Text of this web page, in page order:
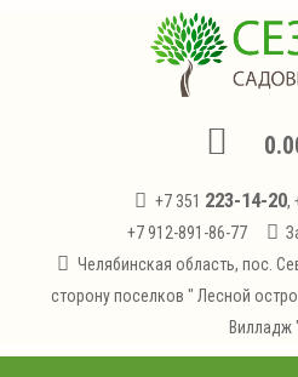
+7 351 223-14-20,
+7 912-891-86-77
Челябинская область, пос.
сторону поселков " Лесной
Вилладж